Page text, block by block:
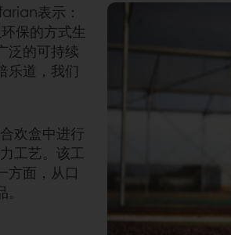
表示：
保的方式生
泛的可持续
乐道，我们
欢盒中进行
工艺。该工
方面，从口